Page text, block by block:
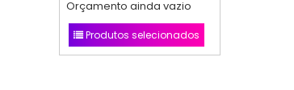
Orçamento ainda vazio
Produtos selecionados